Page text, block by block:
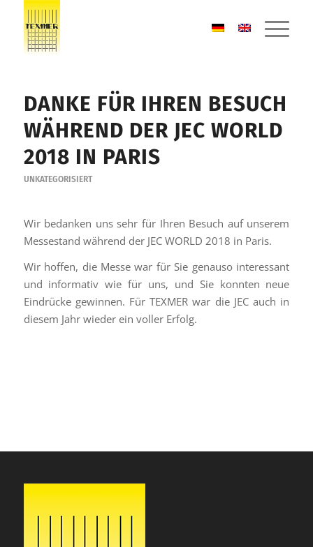
DANKE FÜR IHREN BESUCH
WÄHREND DER JEC WORLD
2018 IN PARIS
UNKATEGORISIERT
Wir bedanken uns sehr für Ihren Besuch auf unserem
Messestand während der JEC WORLD 2018 in Paris.
Wir hoffen, die Messe war für Sie genauso interessant
und informativ wie für uns, und Sie konnten neue
Eindrücke gewinnen. Für TEXMER war die JEC auch in
diesem Jahr wieder ein voller Erfolg.